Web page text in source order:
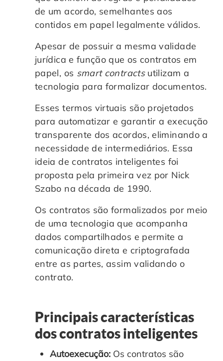
Consultoria Documental
de um acordo, semelhantes aos
contidos em papel legalmente válidos.
Apesar de possuir a mesma validade
jurídica e função que os contratos em
papel, os smart contractsutilizam a
tecnologia para formalizar documentos.
Esses termos virtuais são projetados
para automatizar e garantir a execução
transparente dos acordos, eliminando a
necessidade de intermediários. Essa
ideia de contratos inteligentes foi
proposta pela primeira vez por Nick
Szabo na década de 1990.
Os contratos são formalizados por meio
de uma tecnologia que acompanha
dados compartilhados e permite a
comunicação direta e criptografada
entre as partes, assim validando o
contrato.
Principais características
dos contratos inteligentes
Autoexecução: Os contratos são